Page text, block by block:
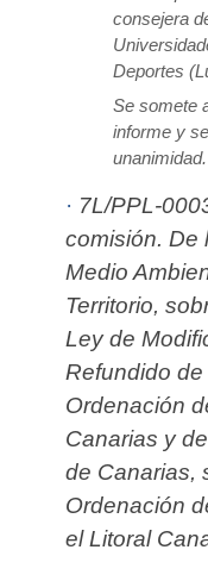
consejera
Deportes
Se somete
informe y
unanimidad.
· 7L/PPL-
comisión. De
Medio
Territorio,
Ley de
Refundido
Ordenación
Canarias y
de Canarias,
Ordenación
el Litoral